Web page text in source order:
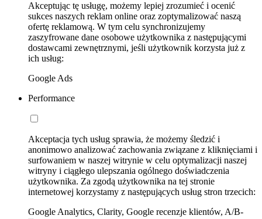
Akceptując tę usługę, możemy lepiej zrozumieć i ocenić
sukces naszych reklam online oraz zoptymalizować naszą
ofertę reklamową. W tym celu synchronizujemy
zaszyfrowane dane osobowe użytkownika z następującymi
dostawcami zewnętrznymi, jeśli użytkownik korzysta już z
ich usług:
Google Ads
Performance
Akceptacja tych usług sprawia, że możemy śledzić i
anonimowo analizować zachowania związane z kliknięciami i
surfowaniem w naszej witrynie w celu optymalizacji naszej
witryny i ciągłego ulepszania ogólnego doświadczenia
użytkownika. Za zgodą użytkownika na tej stronie
internetowej korzystamy z następujących usług stron trzecich:
Google Analytics, Clarity, Google recenzje klientów, A/B-